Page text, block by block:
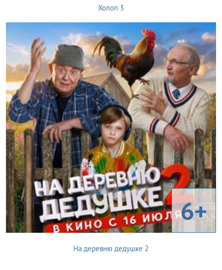
Холоп 3
6+
На деревню дедушке 2